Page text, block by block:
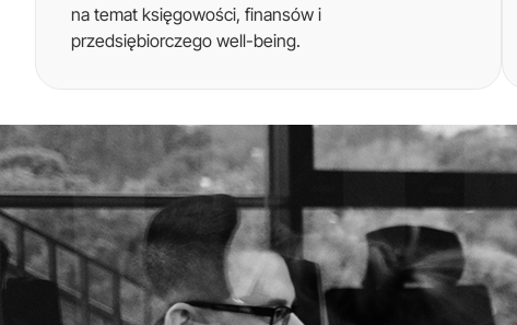
na temat księgowości, finansów i
przedsiębiorczego well-being.